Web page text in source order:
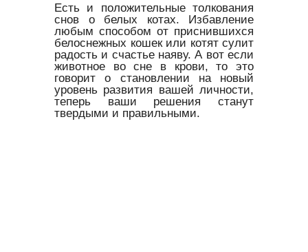
Есть и положительные толкования
снов о белых котах. Избавление
любым способом от приснившихся
белоснежных кошек или котят сулит
радость и счастье наяву. А вот если
животное во сне в крови, то это
говорит о становлении на новый
уровень развития вашей личности,
теперь ваши решения станут
твердыми и правильными.